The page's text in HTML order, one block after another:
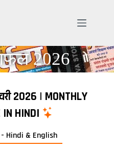
2026
राशिफल) for all Zodiac
2026 | MONTHLY
IN HINDI
Hindi & English